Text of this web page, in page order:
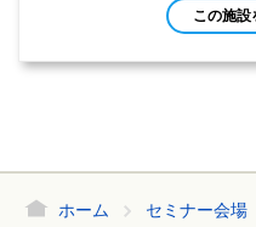
この施設
ホーム セミナー会場